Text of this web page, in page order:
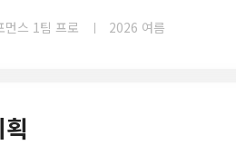
먼스 1팀 프로 2026 여름